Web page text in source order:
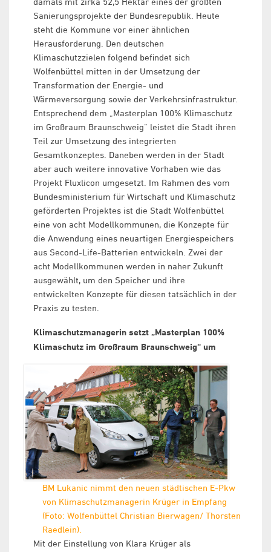
Sanierungsprojekte der Bundesrepublik. Heute
steht die Kommune vor einer ähnlichen
Herausforderung. Den deutschen
Klimaschutzzielen folgend befindet sich
Wolfenbüttel mitten in der Umsetzung der
Transformation der Energie- und
Wärmeversorgung sowie der Verkehrsinfrastruktur.
Entsprechend dem „Masterplan 100% Klimaschutz
im Großraum Braunschweig“ leistet die Stadt ihren
Teil zur Umsetzung des integrierten
Gesamtkonzeptes. Daneben werden in der Stadt
aber auch weitere innovative Vorhaben wie das
Projekt Fluxlicon umgesetzt. Im Rahmen des vom
Bundesministerium für Wirtschaft und Klimaschutz
geförderten Projektes ist die Stadt Wolfenbüttel
eine von acht Modellkommunen, die Konzepte für
die Anwendung eines neuartigen Energiespeichers
aus Second-Life-Batterien entwickeln. Zwei der
acht Modellkommunen werden in naher Zukunft
ausgewählt, um den Speicher und ihre
entwickelten Konzepte für diesen tatsächlich in der
Praxis zu testen.
Klimaschutzmanagerin setzt „Masterplan 100%
Klimaschutz im Großraum Braunschweig“ um
BM Lukanic nimmt den neuen städtischen E-Pkw
von Klimaschutzmanagerin Krüger in Empfang
(Foto: Wolfenbüttel Christian Bierwagen/ Thorsten
Raedlein).
Mit der Einstellung von Klara Krüger als